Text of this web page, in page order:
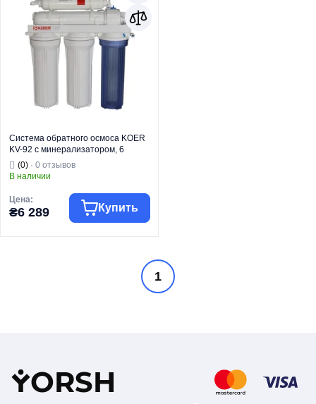
Назначение
Для воды
Тип монтажа
Под мойку
Страна бренда
Чехия
Система обратного осмоса KOER
KV-92 с минерализатором, 6
ступеней (мембрана 75 галлон)
(KR5328)
(0) · 0 отзывов
В наличии
Цена:
₴6 289 Купить
KOER
Осмосы
Для воды
1
YORSH